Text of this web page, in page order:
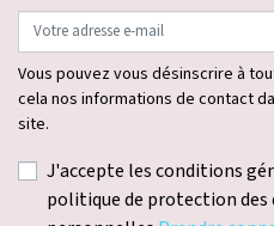
Vous pouvez vous désinscrire à
cela nos informations de contact
site.
J'accepte les conditions
politique de protection des